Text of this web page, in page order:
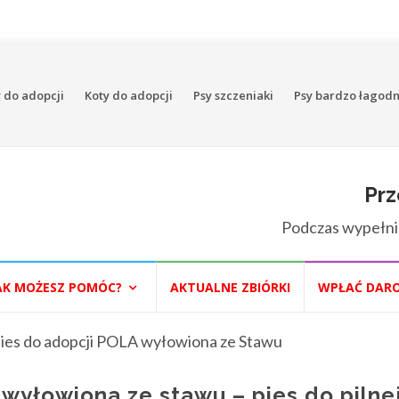
do adopcji Koty do adopcji Psy szczeniaki Psy bardzo
Podczas
MOŻESZ POMÓC? AKTUALNE ZBIÓRKI WPŁAĆ